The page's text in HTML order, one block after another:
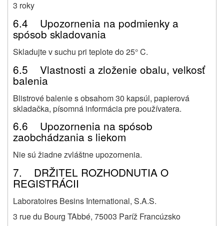
3 roky
6.4 Upozornenia na podmienky a
spósob skladovania
Skladujte v suchu pri teplote do 25° C.
6.5 Vlastnosti a zloženie obalu, velkosť
balenia
Blistrové balenie s obsahom 30 kapsúl, papierová
skladačka, písomná informácia pre používatera.
6.6 Upozornenia na spósob
zaobchádzania s liekom
Nie sú žiadne zvláštne upozornenia.
7. DRŽITEL ROZHODNUTIA O
REGISTRÁCII
Laboratoires Besins International, S.A.S.
3 rue du Bourg TAbbé, 75003 Paríž Francúzsko